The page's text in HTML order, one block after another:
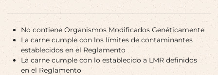
No contiene Organismos Modificados Genéticamente
La carne cumple con los límites de contaminantes
establecidos en el Reglamento
La carne cumple con lo establecido a LMR definidos
en el Reglamento